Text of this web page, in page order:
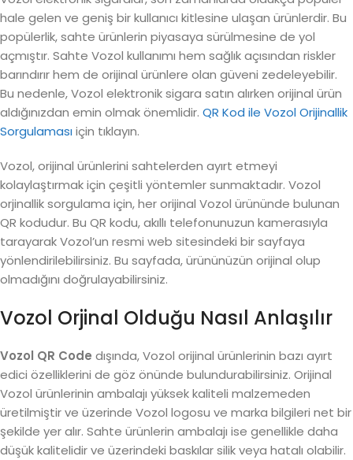
hale gelen ve geniş bir kullanıcı kitlesine ulaşan ürünlerdir. Bu
popülerlik, sahte ürünlerin piyasaya sürülmesine de yol
açmıştır. Sahte Vozol kullanımı hem sağlık açısından riskler
barındırır hem de orijinal ürünlere olan güveni zedeleyebilir.
Bu nedenle, Vozol elektronik sigara satın alırken orijinal ürün
aldığınızdan emin olmak önemlidir. QR Kod ile Vozol Orijinallik
Sorgulamasıiçin tıklayın.
Vozol, orijinal ürünlerini sahtelerden ayırt etmeyi
kolaylaştırmak için çeşitli yöntemler sunmaktadır. Vozol
orjinallik sorgulama için, her orijinal Vozol ürününde bulunan
QR kodudur. Bu QR kodu, akıllı telefonunuzun kamerasıyla
tarayarak Vozol’un resmi web sitesindeki bir sayfaya
yönlendirilebilirsiniz. Bu sayfada, ürününüzün orijinal olup
olmadığını doğrulayabilirsiniz.
Vozol Orjinal Olduğu Nasıl Anlaşılır
Vozol QR Code dışında, Vozol orijinal ürünlerinin bazı ayırt
edici özelliklerini de göz önünde bulundurabilirsiniz. Orijinal
Vozol ürünlerinin ambalajı yüksek kaliteli malzemeden
üretilmiştir ve üzerinde Vozol logosu ve marka bilgileri net bir
şekilde yer alır. Sahte ürünlerin ambalajı ise genellikle daha
düşük kalitelidir ve üzerindeki baskılar silik veya hatalı olabilir.